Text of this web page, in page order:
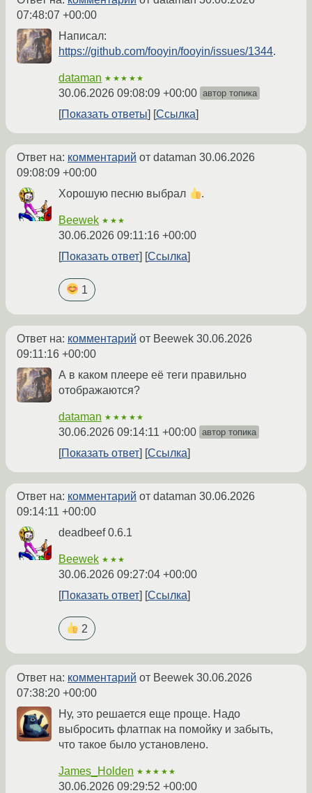
07:48:07 +00:00
Написал:
https://github.com/fooyin/fooyin/issues/1344.
dataman ★★★★★
30.06.2026 09:08:09 +00:00 автор топика
Показать ответы Ссылка
Ответ на: комментарий от dataman 30.06.2026
09:08:09 +00:00
Хорошую песню выбрал
.
Beewek ★★★
30.06.2026 09:11:16 +00:00
Показать ответ
Ссылка
1
Ответ на: комментарий от Beewek 30.06.2026
09:11:16 +00:00
А в каком плеере её теги правильно
отображаются?
dataman ★★★★★
30.06.2026 09:14:11 +00:00 автор топика
Показать ответ Ссылка
Ответ на: комментарий от dataman 30.06.2026
09:14:11 +00:00
deadbeef 0.6.1
Beewek ★★★
30.06.2026 09:27:04 +00:00
Показать ответ
Ссылка
2
Ответ на: комментарий от Beewek 30.06.2026
07:38:20 +00:00
Ну, это решается еще проще. Надо
выбросить флатпак на помойку и забыть,
что такое было установлено.
James_Holden ★★★★★
30.06.2026 09:29:52 +00:00